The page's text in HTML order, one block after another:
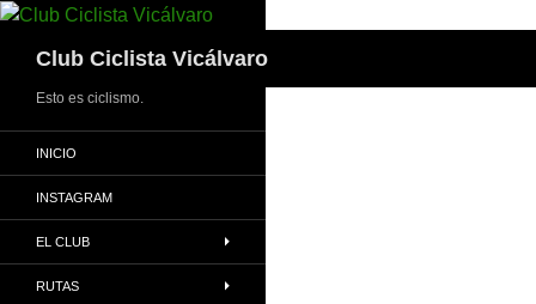
Saltar
contenido
Club Ciclista Vicálvaro
Esto es ciclismo.
INICIO
INSTAGRAM
EL CLUB
RUTAS